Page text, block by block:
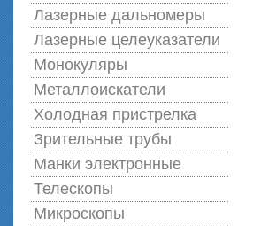
Лазерные дальномеры
Лазерные целеуказатели
Монокуляры
Металлоискатели
Холодная пристрелка
Зрительные трубы
Манки электронные
Телескопы
Микроскопы